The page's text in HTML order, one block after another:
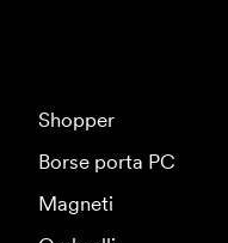
Shopper
Borse porta PC
Magneti